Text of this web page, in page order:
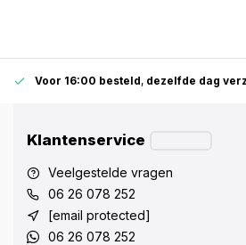
Voor 16:00 besteld, dezelfde dag
Klantenservice
Veelgestelde vragen
06 26 078 252
[email protected]
06 26 078 252